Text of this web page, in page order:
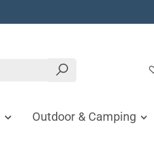
Outdoor & Camping